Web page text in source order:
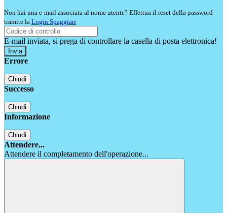
Non hai una e-mail associata al nome utente? Effettua il reset della password
tramite la Login Spaggiari
E-mail inviata, si prega di controllare la casella di posta elettronica!
Errore
Chiudi
Successo
Chiudi
Informazione
Chiudi
Attendere...
Attendere il completamento dell'operazione...